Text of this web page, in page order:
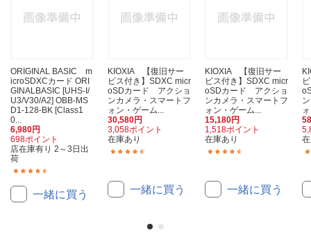
ORIGINAL BASIC m
icroSDXCカード ORI
GINALBASIC [UHS-I/
U3/V30/A2] OBB-MS
D1-128-BK [Class1
0...
6,980円
698ポイント
店在庫有り 2～3日出
荷
一緒に買う
KIOXIA 【復旧サー
ビス付き】SDXC micr
oSDカード アクショ
ンカメラ・スマートフ
ォン・ゲーム...
30,580円
3,058ポイント
在庫あり
一緒に買う
KIOXIA 【復旧サー
ビス付き】SDXC micr
oSDカード アクショ
ンカメラ・スマートフ
ォン・ゲーム...
15,180円
1,518ポイント
在庫あり
一緒に買う